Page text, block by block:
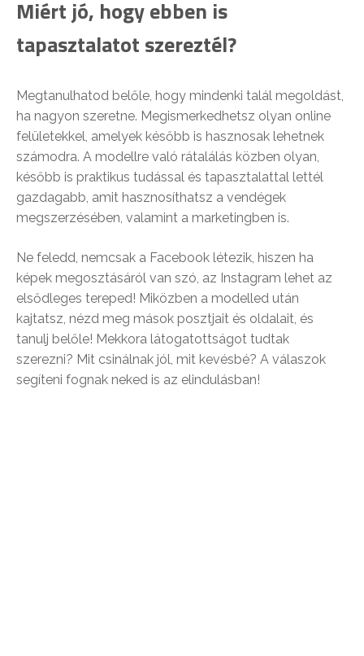
Miért jó, hogy ebben is
tapasztalatot szereztél?
Megtanulhatod belőle, hogy mindenki talál megoldást,
ha nagyon szeretne. Megismerkedhetsz olyan online
felületekkel, amelyek később is hasznosak lehetnek
számodra. A modellre való rátalálás közben olyan,
később is praktikus tudással és tapasztalattal lettél
gazdagabb, amit hasznosíthatsz a vendégek
megszerzésében, valamint a marketingben is.
Ne feledd, nemcsak a Facebook létezik, hiszen ha
képek megosztásáról van szó, az Instagram lehet az
elsődleges tereped! Miközben a modelled után
kajtatsz, nézd meg mások posztjait és oldalait, és
tanulj belőle! Mekkora látogatottságot tudtak
szerezni? Mit csinálnak jól, mit kevésbé? A válaszok
segíteni fognak neked is az elindulásban!